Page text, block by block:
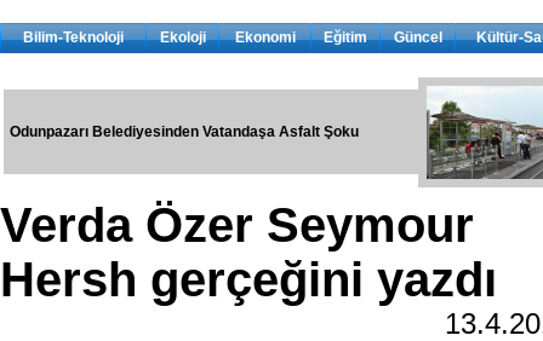
Bilim-Teknoloji Ekoloji Ekonomi Eğitim Güncel Kültür-
Odunpazarı Belediyesinden Vatandaşa Asfalt Şoku
Verda Özer Seymour
Hersh gerçeğini yazdı